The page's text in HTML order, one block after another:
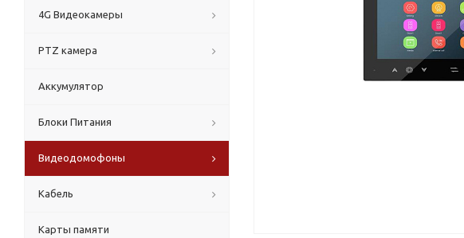
4G Видеокамеры
PTZ камера
Аккумулятор
Блоки Питания
Видеодомофоны
Кабель
Карты памяти